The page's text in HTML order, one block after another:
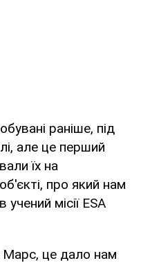
раніше, під
але це перший
їх на
про який нам
місії ESA
Марс, це дало нам